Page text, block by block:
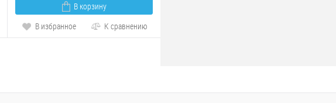
В корзину
В избранное
К сравнению